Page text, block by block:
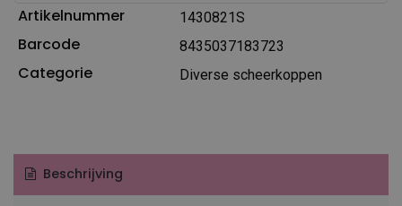
Artikelnummer 1430821S
Barcode 8435037183723
Categorie Diverse scheerkoppen
Beschrijving